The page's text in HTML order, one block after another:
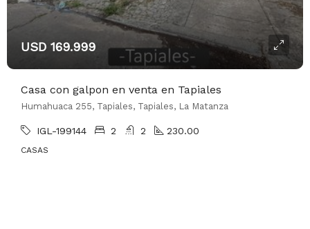
USD 169.999
Casa con galpon en venta en Tapiales
Humahuaca 255, Tapiales, Tapiales, La Matanza
IGL-199144 2 2 230.00
CASAS